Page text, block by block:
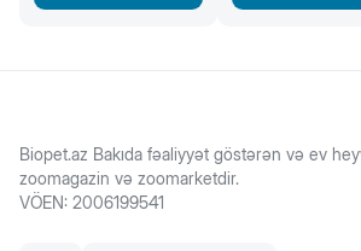
Biopet.az Bakıda fəaliyyət göstərən və ev
zoomagazin və zoomarketdir.
VÖEN: 2006199541